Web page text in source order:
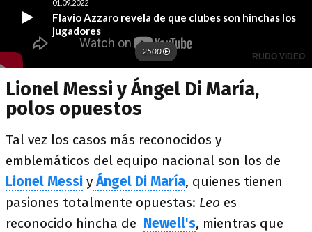
Lionel Messi y Ángel Di María,
polos opuestos
Tal vez los casos más reconocidos y
emblemáticos del equipo nacional son los de
Lionel Messi y Ángel Di María, quienes tienen
pasiones totalmente opuestas: Leo es
reconocido hincha de Newell's, mientras que